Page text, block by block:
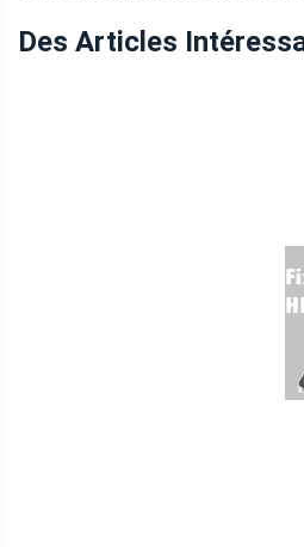
Des Articles